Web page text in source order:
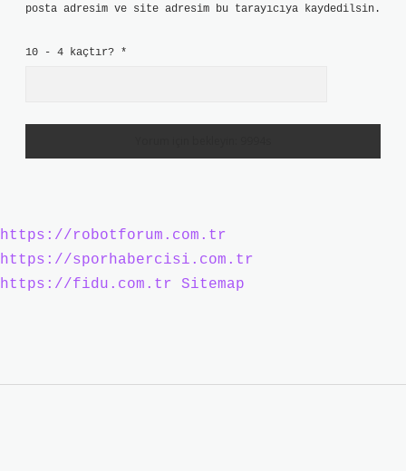
posta adresim ve site adresim bu tarayıcıya kaydedilsin.
10 - 4 kaçtır? *
https://robotforum.com.tr
https://sporhabercisi.com.tr
https://fidu.com.tr
Sitemap